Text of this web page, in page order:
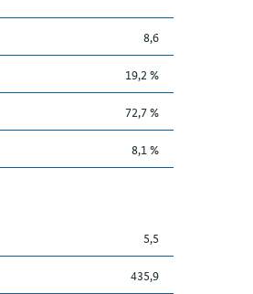
8,6
19,2 %
72,7 %
8,1 %
5,5
435,9